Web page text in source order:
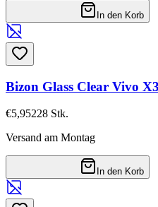
In den Korb
Bizon Glass Clear Vivo
€5,95228 Stk.
Versand am Montag
In den Korb